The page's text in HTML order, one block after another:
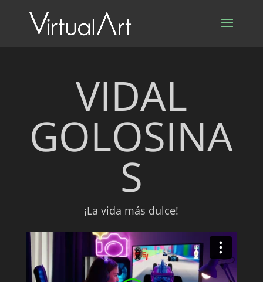
VIDAL
GOLOSINA
S
¡La vida más dulce!